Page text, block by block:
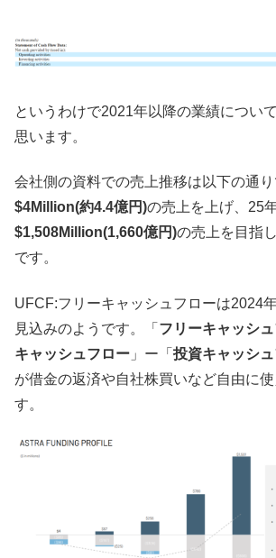
というわけで2021年以降の業績につい
思います。
会社側の資料での売上推移は以下の通
$4Million(約4.4億円)の売上を上げ、25
$1,508Million(1,660億円)の売上を目指
です。
UFCF:フリーキャッシュフローは2024
見込みのようです。「 フリーキャッシ
キャッシュフロー 」ー「 投資キャッシ
が借金の返済や自社株買いなど自由に
す。